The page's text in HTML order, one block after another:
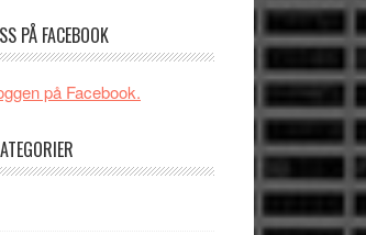
skådespelare
Brand
kan
PÅ FACEBOOK
på Facebook.